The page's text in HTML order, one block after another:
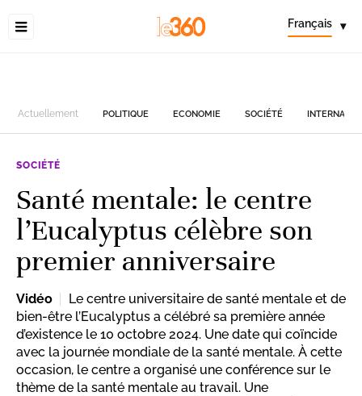
Français ▾
Actuellement POLITIQUE ECONOMIE SOCIÉTÉ
SOCIÉTÉ
Santé mentale: le centre
l’Eucalyptus célèbre son
premier anniversaire
Vidéo
Le centre universitaire de santé mentale et de
bien-être l’Eucalyptus a célébré sa première année
d’existence le 10 octobre 2024. Une date qui coïncide
avec la journée mondiale de la santé mentale. À cette
occasion, le centre a organisé une conférence sur le
thème de la santé mentale au travail. Une